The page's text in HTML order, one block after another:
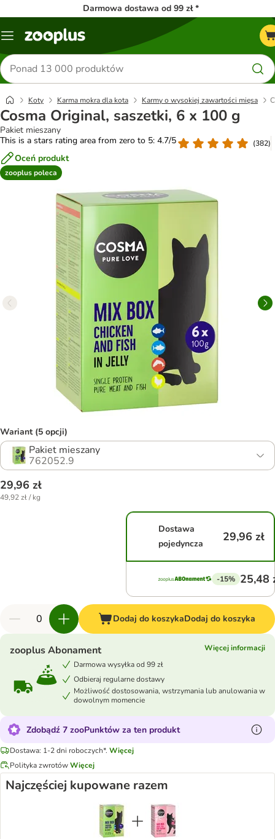
Darmowa dostawa od 99 zł *
Menu
Szukaj
produktów
Koty Karma mokra dla kota Karmy o wysokiej zawartości mięsa
Cosma Original, saszetki, 6 x 100 g
Pakiet mieszany
This is a stars rating area from zero to 5: 4.7/5
(382)
Oceń produkt
zooplus poleca
Wariant (5 opcji)
Pakiet mieszany
762052.9
29,96 zł
49,92 zł / kg
Dostawa
pojedyncza
29,96 zł
-15% 25,48
Dodaj do koszykaDodaj do koszyka
zooplus Abonament
Więcej informacji
Darmowa wysyłka od 99 zł
Odbieraj regularne dostawy
Możliwość dostosowania, wstrzymania lub anulowania w
dowolnym momencie
Zdobądź 7 zooPunktów za ten produkt
Dostawa: 1-2 dni roboczych*. Więcej
Polityka zwrotówWięcej
Najczęściej kupowane razem